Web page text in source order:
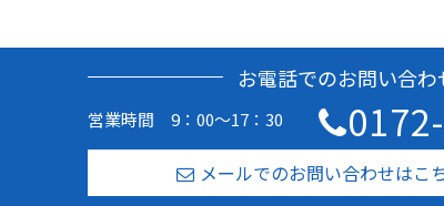
お電話でのお問い合わ
営業時間 9：00～17：30
メールでのお問い合わせはこ